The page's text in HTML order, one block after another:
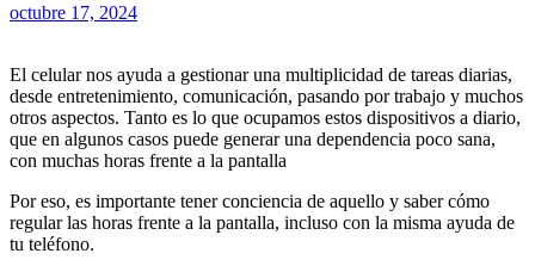
octubre 17, 2024
El celular nos ayuda a gestionar una multiplicidad de tareas diarias,
desde entretenimiento, comunicación, pasando por trabajo y muchos
otros aspectos. Tanto es lo que ocupamos estos dispositivos a diario,
que en algunos casos puede generar una dependencia poco sana,
con muchas horas frente a la pantalla
Por eso, es importante tener conciencia de aquello y saber cómo
regular las horas frente a la pantalla, incluso con la misma ayuda de
tu teléfono.